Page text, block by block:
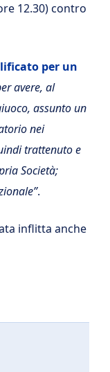
12.30) contro
per un
avere, al
assunto un
nei
trattenuto e
Società;
.
inflitta anche